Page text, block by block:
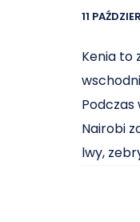
11
Kenia to
Podczas
Nairobi
lwy,